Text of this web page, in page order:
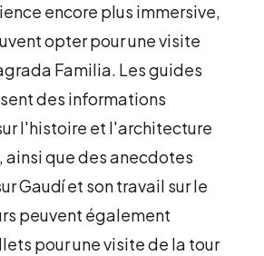
encore plus immersive,
opter pour une visite
Familia. Les guides
des informations
l'histoire et l'architecture
que des anecdotes
Gaudí et son travail sur le
peuvent également
pour une visite de la tour